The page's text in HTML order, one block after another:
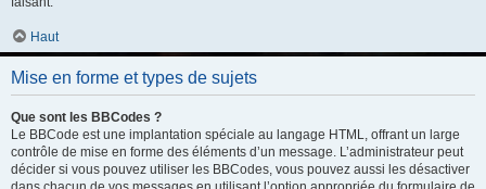
Haut
Mise en forme et types de sujets
Que sont les BBCodes ?
Le BBCode est une implantation spéciale au langage HTML, offrant un large
contrôle de mise en forme des éléments d’un message. L’administrateur peut
décider si vous pouvez utiliser les BBCodes, vous pouvez aussi les désactiver